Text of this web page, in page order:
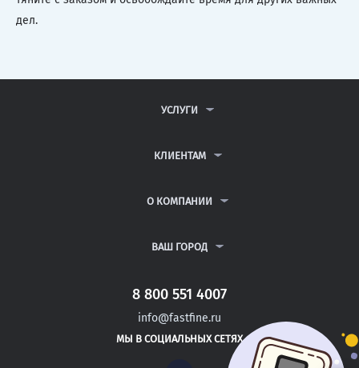
дел.
УСЛУГИ
ДИПЛОМНЫЕ РАБОТЫ
РЕФЕРАТЫ
КЛИЕНТАМ
ВОПРОСЫ И ОТВЕТЫ
ПОЛИТИКА КОНФИДЕНЦИАЛЬНОСТИ
О КОМПАНИИ
КОНТАКТЫ
ВАШ ГОРОД
САНКТ-ПЕТЕРБУРГ
НОВОЧЕРКАССК
НОРИЛЬСК
8 800 551 4007
info@fastfine.ru
МЫ В СОЦИАЛЬНЫХ СЕТЯХ